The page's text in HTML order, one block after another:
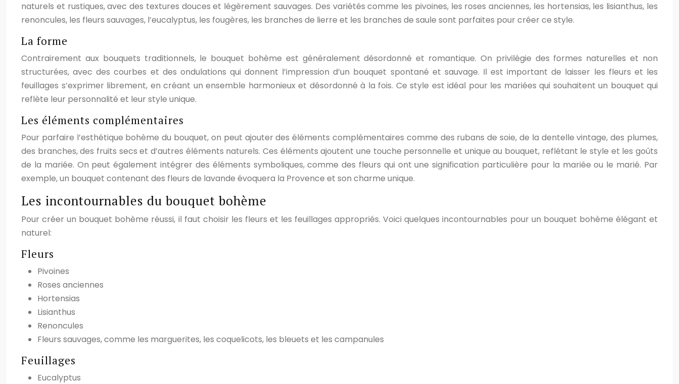
naturels et rustiques, avec des textures douces et légèrement sauvages. Des variétés comme les pivoines, les roses anciennes, les hortensias, les lisianthus, les
renoncules, les fleurs sauvages, l’eucalyptus, les fougères, les branches de lierre et les branches de saule sont parfaites pour créer ce style.
La forme
Contrairement aux bouquets traditionnels, le bouquet bohème est généralement désordonné et romantique. On privilégie des formes naturelles et non
structurées, avec des courbes et des ondulations qui donnent l’impression d’un bouquet spontané et sauvage. Il est important de laisser les fleurs et les
feuillages s’exprimer librement, en créant un ensemble harmonieux et désordonné à la fois. Ce style est idéal pour les mariées qui souhaitent un bouquet qui
reflète leur personnalité et leur style unique.
Les éléments complémentaires
Pour parfaire l’esthétique bohème du bouquet, on peut ajouter des éléments complémentaires comme des rubans de soie, de la dentelle vintage, des plumes,
des branches, des fruits secs et d’autres éléments naturels. Ces éléments ajoutent une touche personnelle et unique au bouquet, reflétant le style et les goûts
de la mariée. On peut également intégrer des éléments symboliques, comme des fleurs qui ont une signification particulière pour la mariée ou le marié. Par
exemple, un bouquet contenant des fleurs de lavande évoquera la Provence et son charme unique.
Les incontournables du bouquet bohème
Pour créer un bouquet bohème réussi, il faut choisir les fleurs et les feuillages appropriés. Voici quelques incontournables pour un bouquet bohème élégant et
naturel:
Fleurs
Pivoines
Roses anciennes
Hortensias
Lisianthus
Renoncules
Fleurs sauvages, comme les marguerites, les coquelicots, les bleuets et les campanules
Feuillages
Eucalyptus